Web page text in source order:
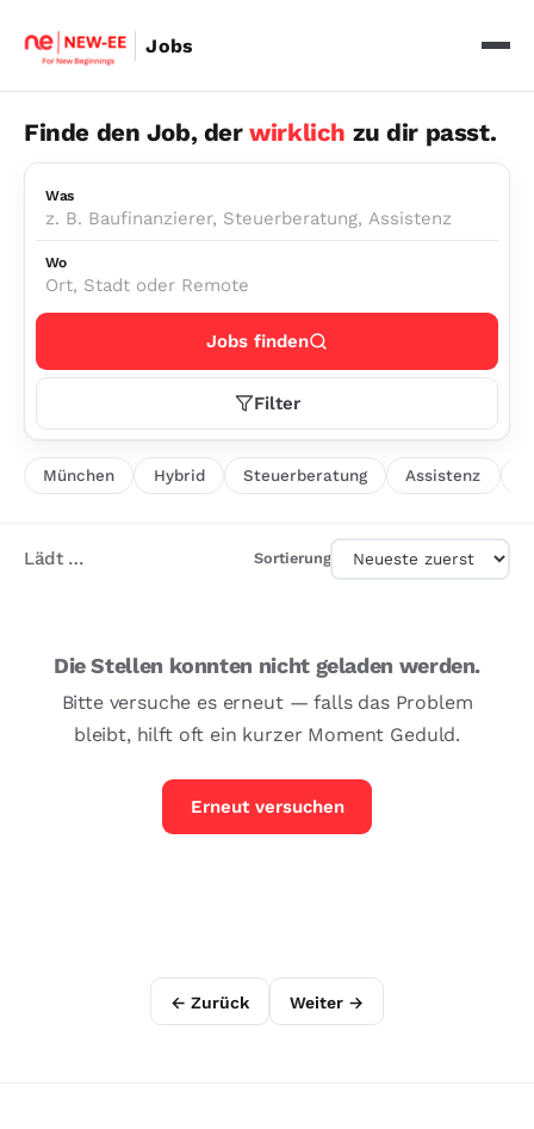
Jobs
Finde den Job, derwirklich zu dir passt.
Was
Wo
Jobs finden
Filter
München Hybrid Steuerberatung Assistenz
Lädt … Sortierung
Die Stellen konnten nicht geladen werden.
Bitte versuche es erneut — falls das Problem
bleibt, hilft oft ein kurzer Moment Geduld.
Erneut versuchen
← Zurück
Seite 1 von 1
Weiter →